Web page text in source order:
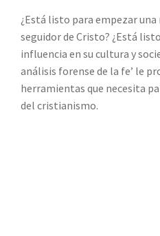
¿Está listo para empezar
seguidor de Cristo? ¿Está
influencia en su cultura y
análisis forense de la fe’ le
herramientas que necesita
del cristianismo.